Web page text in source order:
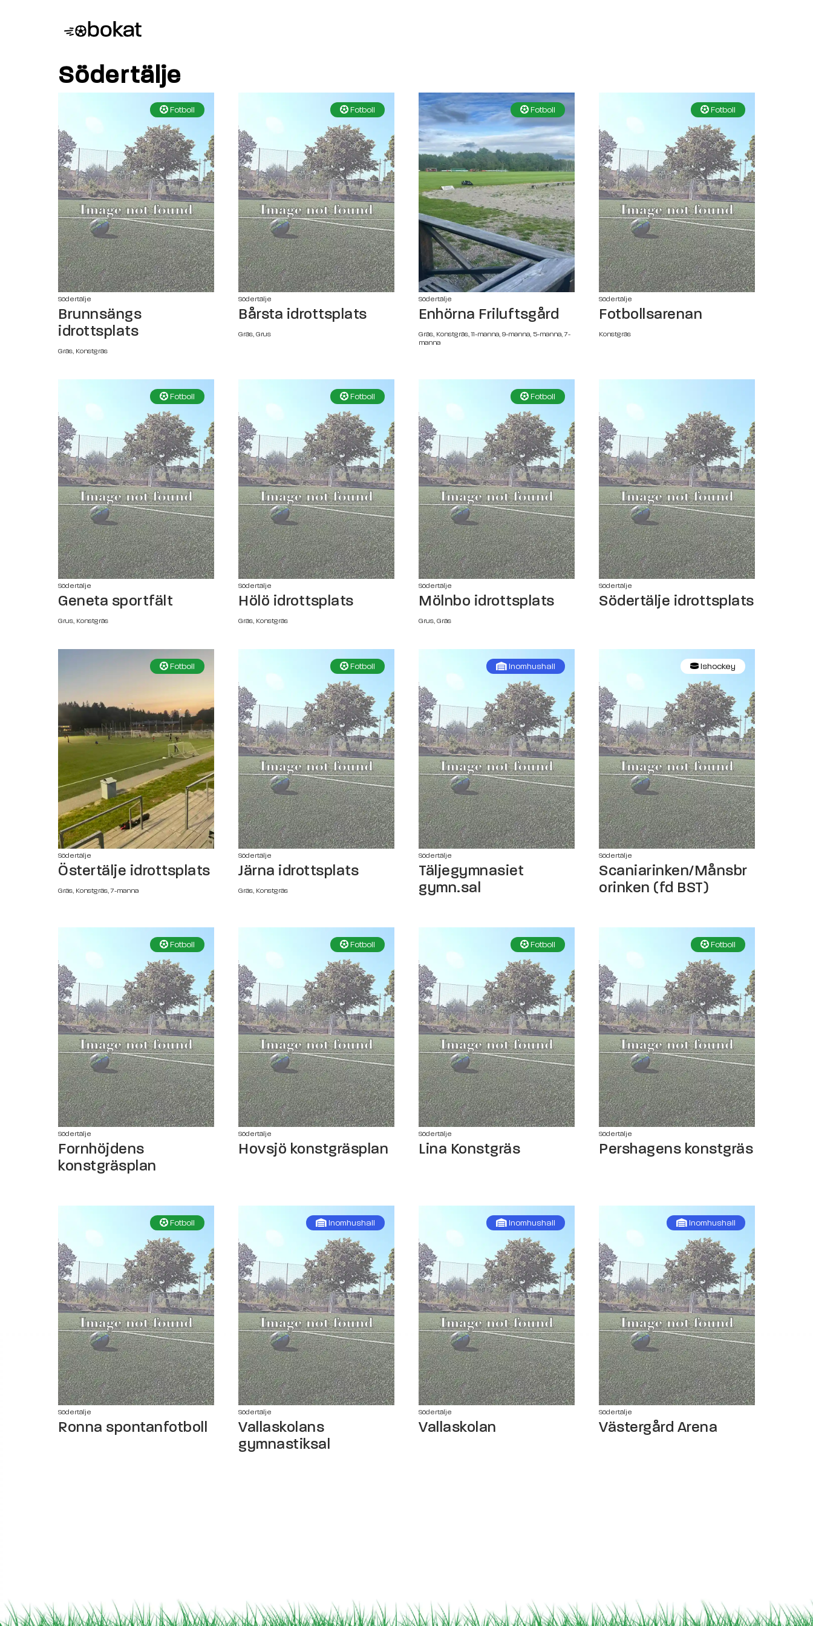
Södertälje
Fotboll
Södertälje
Brunnsängs
idrottsplats
Gräs, Konstgräs
Fotboll
Södertälje
Bårsta idrottsplats
Gräs, Grus
Fotboll
Södertälje
Enhörna Friluftsgård
Gräs, Konstgräs, 11-manna, 9-manna, 5-manna, 7-
manna
Fotboll
Södertälje
Fotbollsarenan
Konstgräs
Fotboll
Södertälje
Geneta sportfält
Grus, Konstgräs
Fotboll
Södertälje
Hölö idrottsplats
Gräs, Konstgräs
Fotboll
Södertälje
Mölnbo idrottsplats
Grus, Gräs
Södertälje
Södertälje idrottsplats
Fotboll
Södertälje
Östertälje idrottsplats
Gräs, Konstgräs, 7-manna
Fotboll
Södertälje
Järna idrottsplats
Gräs, Konstgräs
Inomhushall
Södertälje
Täljegymnasiet
gymn.sal
Ishockey
Södertälje
Scaniarinken/Månsbr
orinken (fd BST)
Fotboll
Södertälje
Fornhöjdens
konstgräsplan
Fotboll
Södertälje
Hovsjö konstgräsplan
Fotboll
Södertälje
Lina Konstgräs
Fotboll
Södertälje
Pershagens konstgräs
Fotboll
Södertälje
Ronna spontanfotboll
Inomhushall
Södertälje
Vallaskolans
gymnastiksal
Inomhushall
Södertälje
Vallaskolan
Inomhushall
Södertälje
Västergård Arena